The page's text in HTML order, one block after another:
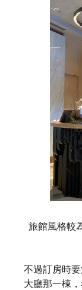
旅館風格較
不過訂房時
大廳那一棟